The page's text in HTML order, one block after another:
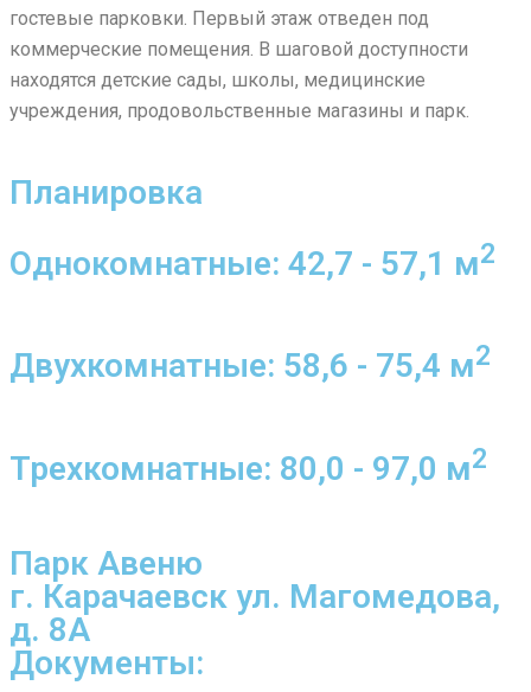
гостевые парковки. Первый этаж отведен под
коммерческие помещения. В шаговой доступности
находятся детские сады, школы, медицинские
учреждения, продовольственные магазины и парк.
Планировка
Однокомнатные: 42,7 - 57,1 м2
Двухкомнатные: 58,6 - 75,4 м2
Трехкомнатные: 80,0 - 97,0 м2
Парк Авеню
г. Карачаевск ул. Магомедова,
д. 8А
Документы: